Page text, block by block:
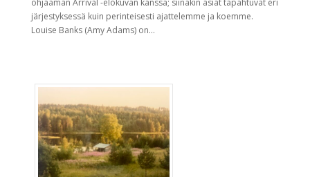
järjestyksessä kuin perinteisesti ajattelemme ja koemme.
Louise Banks (Amy Adams) on...